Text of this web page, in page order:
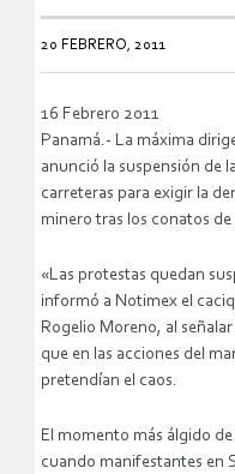
20 FEBRERO, 2011
16 Febrero 2011
Panamá.- La máxima
anunció la suspensión de
carreteras para exigir la
minero tras los conatos
«Las protestas quedan
informó a Notimex el
Rogelio Moreno, al
que en las acciones del
pretendían el caos.
El momento más álgido
cuando manifestantes en